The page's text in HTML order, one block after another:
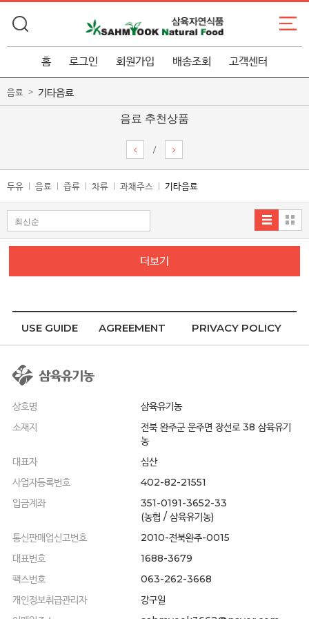
홈 로그인 회원가입 배송조회 고객센터
음료 기타음료
음료 추천상품
/
두유 음료 즙류 차류 과채주스 기타음료
더보기
USE GUIDE AGREEMENT PRIVACY POLICY
상호명
삼육유기농
소재지
전북 완주군 운주면 장선로 38 삼육유기
농
대표자
심산
사업자등록번호
402-82-21551
입금계좌
351-0191-3652-33
(농협 / 삼육유기농)
통신판매업신고번호
2010-전북완주-0015
대표번호
1688-3679
팩스번호
063-262-3668
개인정보취급관리자
강구일